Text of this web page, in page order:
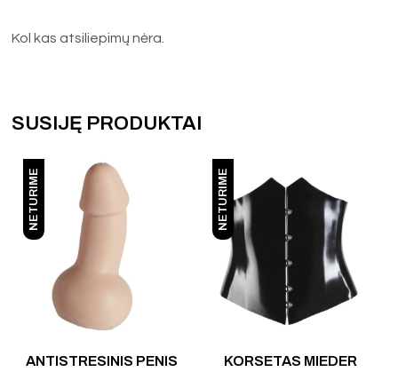
Kol kas atsiliepimų nėra.
SUSIJĘ PRODUKTAI
NETURIME
ANTISTRESINIS PENIS
NETURIME
KORSETAS MIEDER
Įvertinimas:5.00iš 5